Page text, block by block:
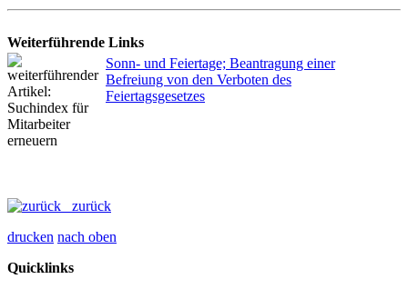
Weiterführende Links
Sonn- und Feiertage; Beantragung einer
Befreiung von den Verboten des
Feiertagsgesetzes
zurück
drucken nach oben
Quicklinks